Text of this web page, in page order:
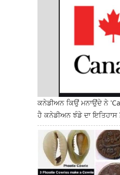
ਕਨੇਡੀਅਨ ਕਿਉਂ ਮਨਾਉਂਦੇ ਨੇ
ਹੈ ਕਨੇਡੀਅਨ ਝੰਡੇ ਦਾ ਇਤਿਹਾਸ